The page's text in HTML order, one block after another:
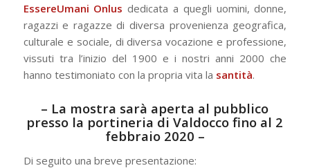
EssereUmani Onlus dedicata a quegli uomini, donne,
ragazzi e ragazze di diversa provenienza geografica,
culturale e sociale, di diversa vocazione e professione,
vissuti tra l’inizio del 1900 e i nostri anni 2000 che
hanno testimoniato con la propria vita la santità.
– La mostra sarà aperta al pubblico
presso la portineria di Valdocco fino al 2
febbraio 2020 –
Di seguito una breve presentazione: